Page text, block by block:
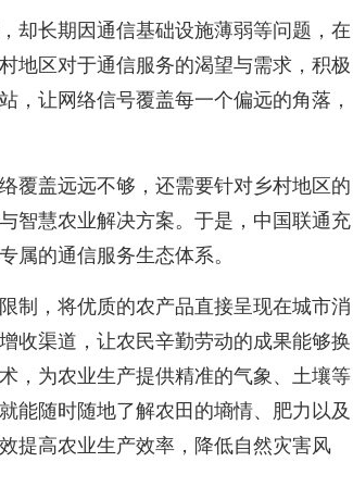
却长期因通信基础设施薄弱等问题，在
地区对于通信服务的渴望与需求，积极
，让网络信号覆盖每一个偏远的角落，
覆盖远远不够，还需要针对乡村地区的
智慧农业解决方案。于是，中国联通充
属的通信服务生态体系。
制，将优质的农产品直接呈现在城市消
收渠道，让农民辛勤劳动的成果能够换
，为农业生产提供精准的气象、土壤等
能随时随地了解农田的墒情、肥力以及
提高农业生产效率，降低自然灾害风